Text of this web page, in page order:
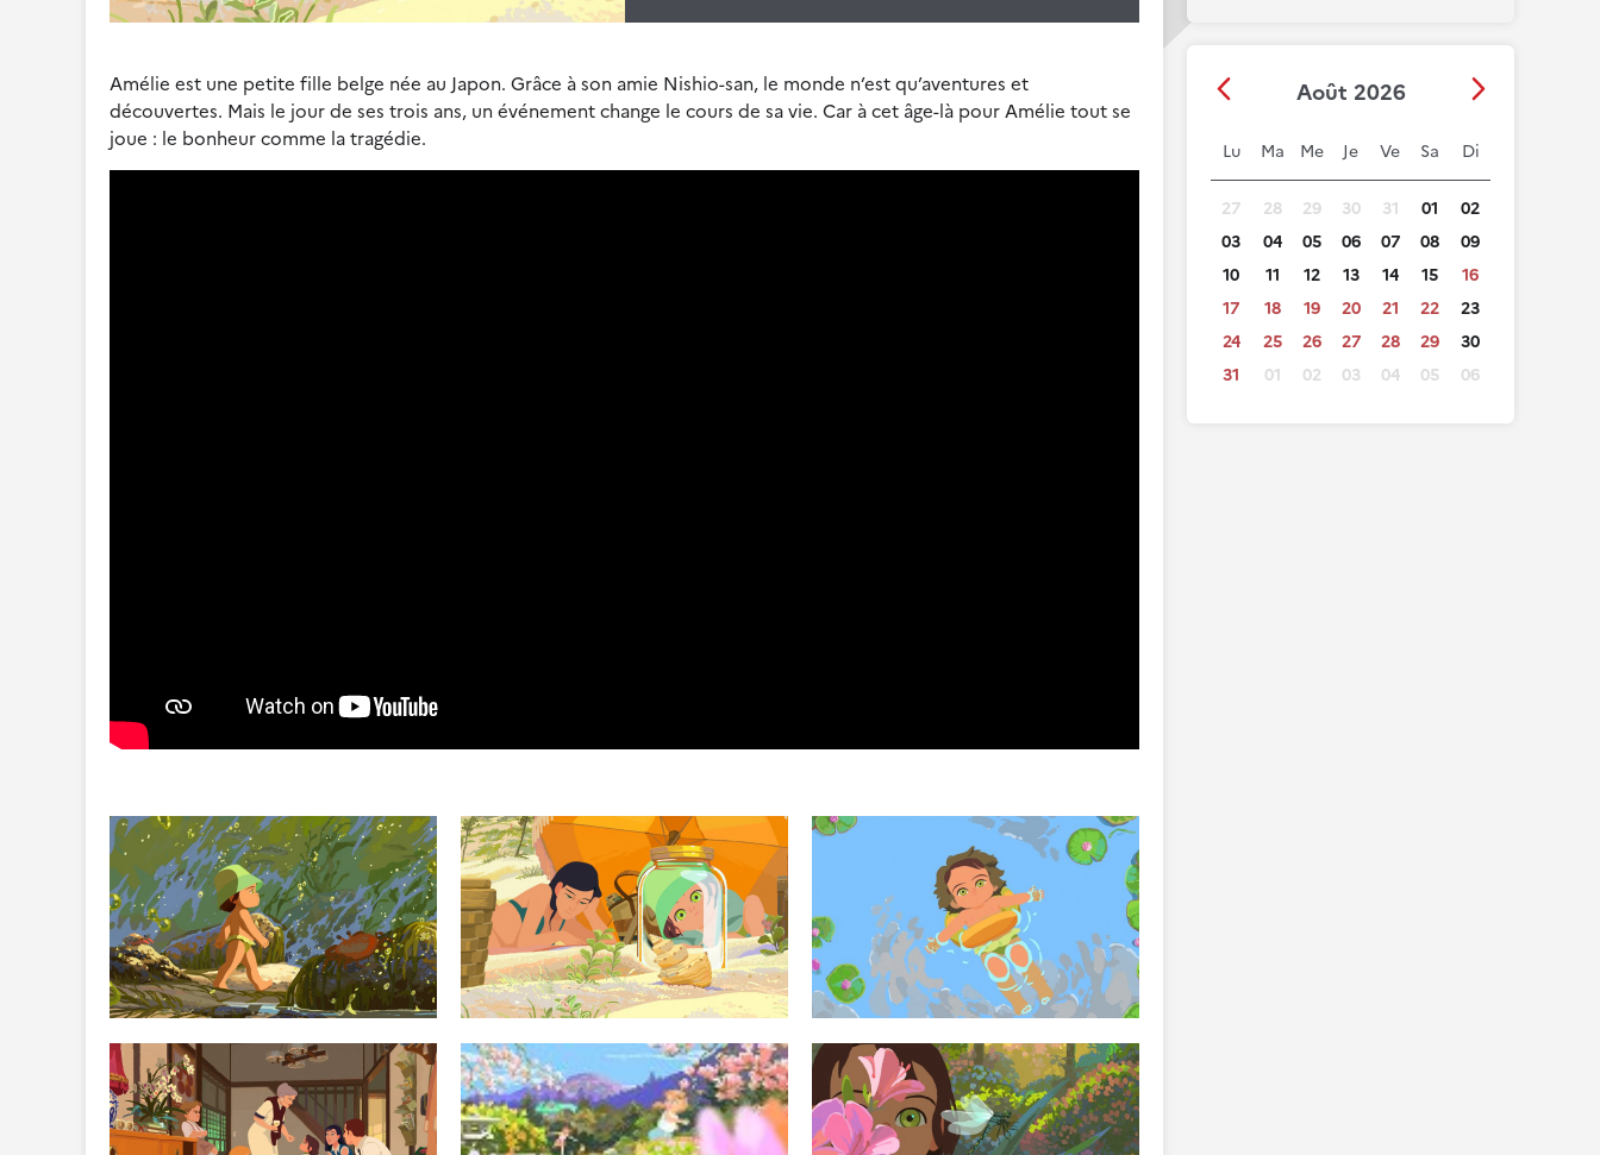
Août 2026
Lu Ma Me Je Ve Sa Di
27 28 29 30 31 01
02
03
04 05 06 07 08
09
10
11 12 13 14 15
16
17
18 19 20 21 22
23
24
25 26 27 28 29
30
31
01 02 03 04 05 06
Amélie est une petite fille belge née au Japon. Grâce à son amie Nishio-san, le monde n’est qu’aventures et
découvertes. Mais le jour de ses trois ans, un événement change le cours de sa vie. Car à cet âge-là pour Amélie tout se
joue : le bonheur comme la tragédie.